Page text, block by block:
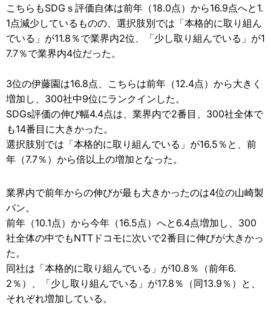
こちらもSDGｓ評価自体は前年（18.0点）から16.9点へと1.
1点減少しているものの、選択肢別では「本格的に取り組ん
でいる」が11.8％で業界内2位、「少し取り組んでいる」が1
7.7％で業界内4位だった。
3位の伊藤園は16.8点、こちらは前年（12.4点）から大きく
増加し、300社中9位にランクインした。
SDGs評価の伸び幅4.4点は、業界内で2番目、300社全体で
も14番目に大きかった。
選択肢別では「本格的に取り組んでいる」が16.5％と、前
年（7.7％）から倍以上の増加となった。
業界内で前年からの伸びが最も大きかったのは4位の山崎製
パン。
前年（10.1点）から今年（16.5点）へと6.4点増加し、300
社全体の中でもNTTドコモに次いで2番目に伸びが大きかっ
た。
同社は「本格的に取り組んでいる」が10.8％（前年6.
2％）、「少し取り組んでいる」が17.8％（同13.9％）と、
それぞれ増加している。